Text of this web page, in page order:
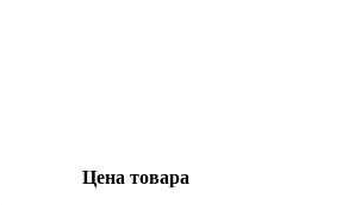
Цена товара